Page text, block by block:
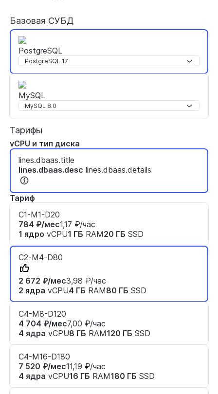
Базовая СУБД
PostgreSQL
PostgreSQL 17
MySQL
MySQL 8.0
Тарифы
vCPU и тип диска
lines.dbaas.title
lines.dbaas.desc lines.dbaas.details
Тариф
C1-M1-D20
784 ₽/мес1,17 ₽/час
1 ядро vCPU1 ГБ RAM20 ГБ SSD
C2-M4-D80
2 672 ₽/мес3,98 ₽/час
2 ядра vCPU4 ГБ RAM80 ГБ SSD
C4-M8-D120
4 704 ₽/мес7,00 ₽/час
4 ядра vCPU8 ГБ RAM120 ГБ SSD
C4-M16-D180
7 520 ₽/мес11,19 ₽/час
4 ядра vCPU16 ГБ RAM180 ГБ SSD